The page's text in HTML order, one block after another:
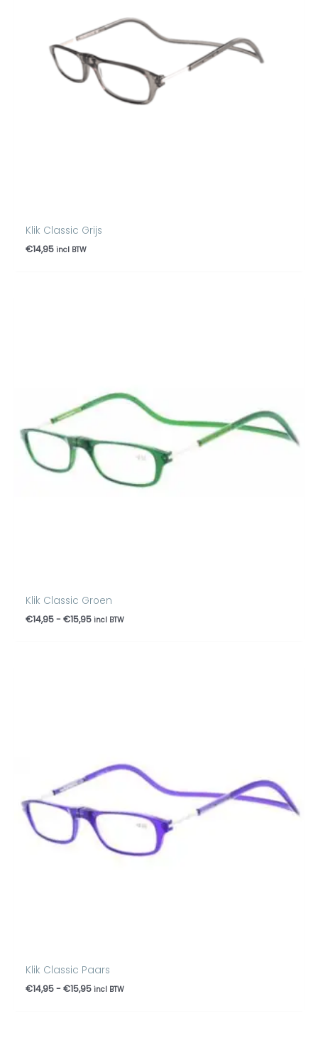
Klik Classic Grijs
€14,95 incl BTW
Klik Classic Groen
€14,95 - €15,95 incl BTW
Klik Classic Paars
€14,95 - €15,95 incl BTW